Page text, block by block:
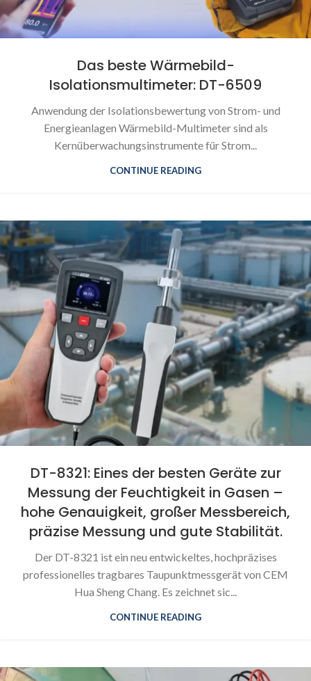
Das beste Wärmebild-
Isolationsmultimeter: DT-6509
Anwendung der Isolationsbewertung von Strom- und
Energieanlagen Wärmebild-Multimeter sind als
Kernüberwachungsinstrumente für Strom...
CONTINUE READING
DT-8321: Eines der besten Geräte zur
Messung der Feuchtigkeit in Gasen –
hohe Genauigkeit, großer Messbereich,
präzise Messung und gute Stabilität.
Der DT-8321 ist ein neu entwickeltes, hochpräzises
professionelles tragbares Taupunktmessgerät von CEM
Hua Sheng Chang. Es zeichnet sic...
CONTINUE READING